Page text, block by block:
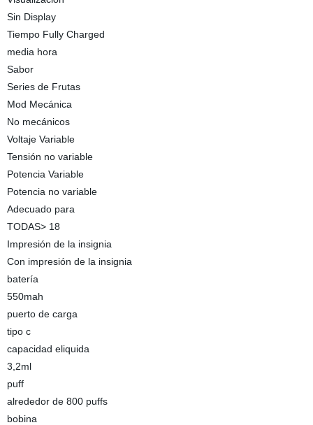
Sin Display
Tiempo Fully Charged
media hora
Sabor
Series de Frutas
Mod Mecánica
No mecánicos
Voltaje Variable
Tensión no variable
Potencia Variable
Potencia no variable
Adecuado para
TODAS> 18
Impresión de la insignia
Con impresión de la insignia
batería
550mah
puerto de carga
tipo c
capacidad eliquida
3,2ml
puff
alrededor de 800 puffs
bobina